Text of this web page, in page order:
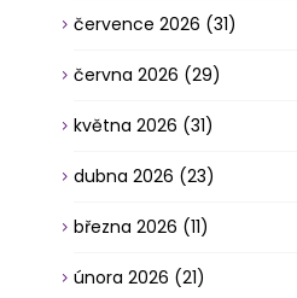
července 2026 (31)
června 2026 (29)
května 2026 (31)
dubna 2026 (23)
března 2026 (11)
února 2026 (21)